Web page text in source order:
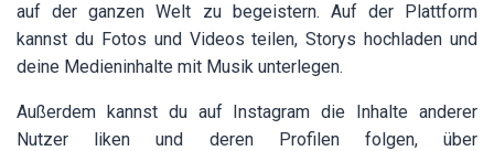
auf der ganzen Welt zu begeistern. Auf der Plattform
kannst du Fotos und Videos teilen, Storys hochladen und
deine Medieninhalte mit Musik unterlegen.
Außerdem kannst du auf Instagram die Inhalte anderer
Nutzer liken und deren Profilen folgen, über